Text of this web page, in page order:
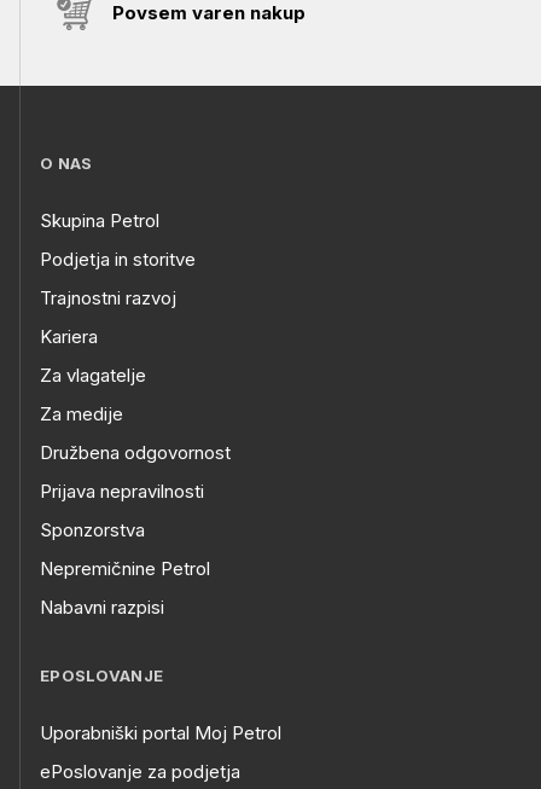
Povsem varen nakup
O NAS
Skupina Petrol
Podjetja in storitve
Trajnostni razvoj
Kariera
Za vlagatelje
Za medije
Družbena odgovornost
Prijava nepravilnosti
Sponzorstva
Nepremičnine Petrol
Nabavni razpisi
EPOSLOVANJE
Uporabniški portal Moj Petrol
ePoslovanje za podjetja